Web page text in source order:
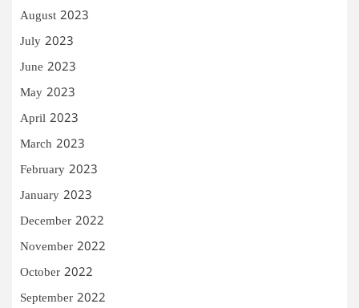
August 2023
July 2023
June 2023
May 2023
April 2023
March 2023
February 2023
January 2023
December 2022
November 2022
October 2022
September 2022